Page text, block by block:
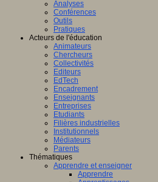
Analyses
Conférences
Outils
Pratiques
Acteurs de l'éducation
Animateurs
Chercheurs
Collectivités
Editeurs
EdTech
Encadrement
Enseignants
Entreprises
Etudiants
Filières industrielles
Institutionnels
Médiateurs
Parents
Thématiques
Apprendre et enseigner
Apprendre